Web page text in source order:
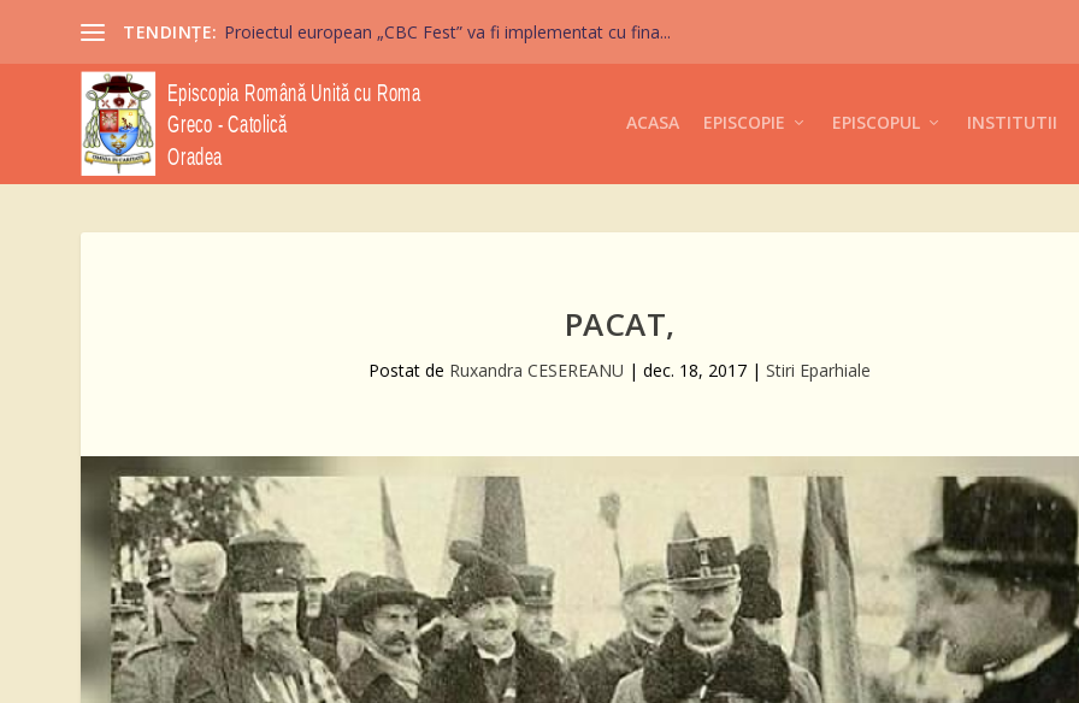
TENDINȚE: Proiectul european „CBC Fest” va fi implementat cu fina...
ACASA EPISCOPIE EPISCOPUL INSTITUTII
PACAT,
Postat de Ruxandra CESEREANU |dec. 18, 2017 |Stiri Eparhiale